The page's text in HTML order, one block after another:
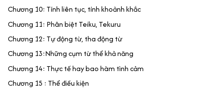
Chương 10: Tính liên tục, tính khoảnh khắc
Chương 11: Phân biệt Teiku, Tekuru
Chương 12: Tự động từ, tha động từ
Chương 13:Những cụm từ thể khả năng
Chương 14: Thực tế hay bao hàm tình cảm
Chương 15 : Thể điều kiện